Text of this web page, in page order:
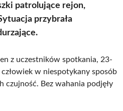
patrolujące rejon,
przybrała
z uczestników spotkania, 23-
w niespotykany sposób
czujność. Bez wahania podjęły